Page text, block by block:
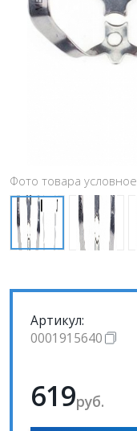
Фото товара условное
Артикул:
0001915640
619руб.